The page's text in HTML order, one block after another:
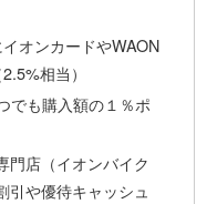
オンカードやWAON
相当）
でも購入額の１％ポ
門店（イオンバイク
引や優待キャッシュ